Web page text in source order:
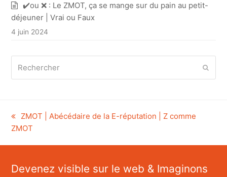
✔️ou ❌ : Le ZMOT, ça se mange sur du pain au petit-
déjeuner | Vrai ou Faux
4 juin 2024
previous
post:
ZMOT | Abécédaire de la E-réputation | Z comme
ZMOT
Devenez visible sur le web & Imaginons